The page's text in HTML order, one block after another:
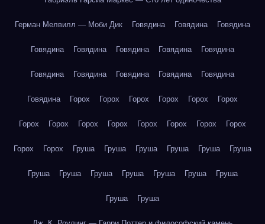
Герман Мелвилл — Моби Дик Говядина Говядина Говядина
Говядина Говядина Говядина Говядина Говядина
Говядина Говядина Говядина Говядина Говядина
Говядина Горох Горох Горох Горох Горох Горох
Горох Горох Горох Горох Горох Горох Горох Горох
Горох Горох Груша Груша Груша Груша Груша Груша
Груша Груша Груша Груша Груша Груша Груша
Груша Груша